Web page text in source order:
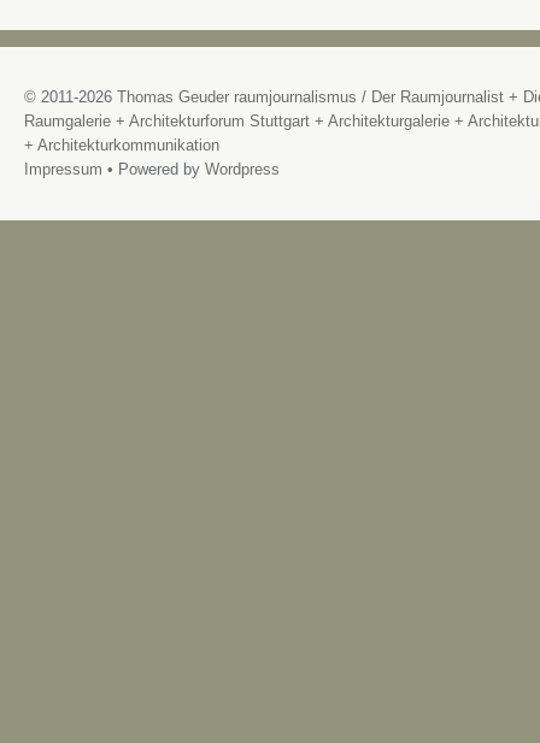
© 2011-2026 Thomas Geuder raumjournalismus / Der Raumjournalist +
Raumgalerie + Architekturforum Stuttgart + Architekturgalerie +
+ Architekturkommunikation
Impressum • Powered by Wordpress